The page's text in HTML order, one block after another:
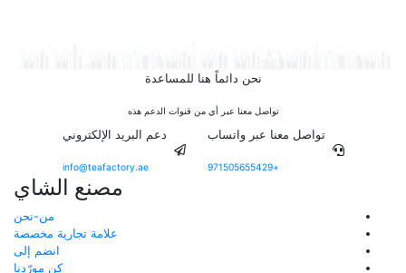
نحن دائماً هنا للمساعدة
تواصل معنا عبر أي من قنوات الدعم هذه
تواصل معنا عبر واتساب
+971505655429
دعم البريد الإلكتروني
info@teafactory.ae
مصنع الشاي
من-نحن
علامة تجارية مخصصة
انضم إلى
كن مورّدنا